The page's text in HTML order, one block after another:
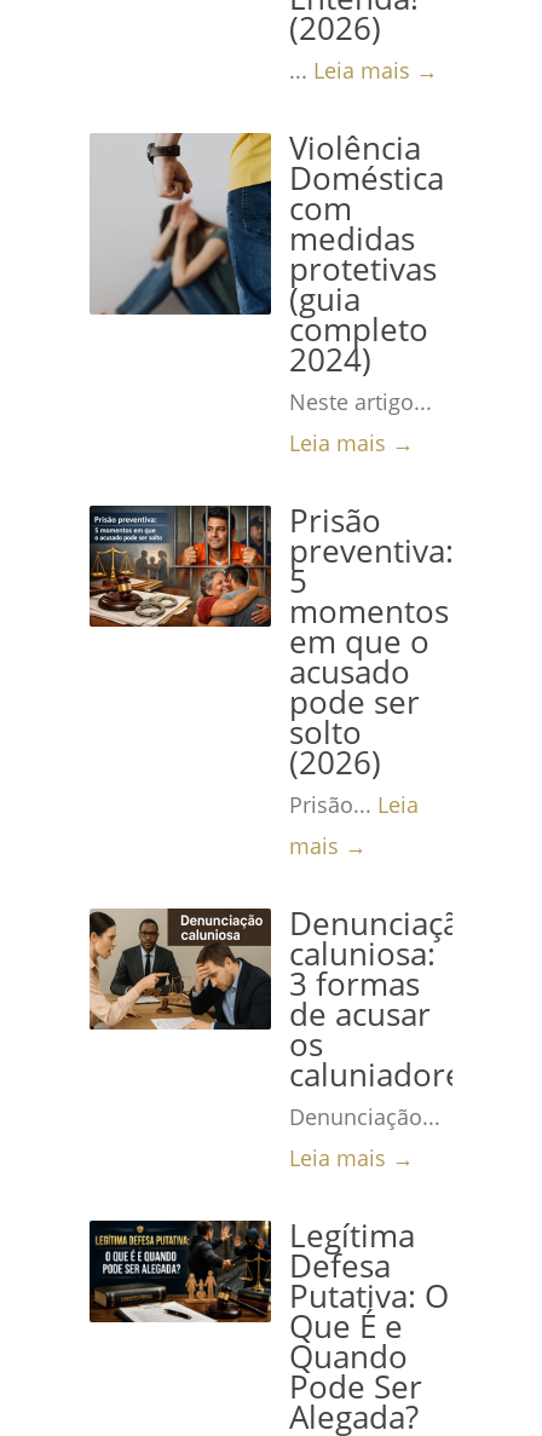
(2026)
... Leia mais →
Violência
Doméstica
com
medidas
protetivas
(guia
completo
2024)
Neste artigo...
Leia mais →
Prisão
preventiva:
5
momentos
em que o
acusado
pode ser
solto
(2026)
Prisão... Leia
mais →
Denunciação
caluniosa:
3 formas
de acusar
os
caluniadores
Denunciação...
Leia mais →
Legítima
Defesa
Putativa: O
Que É e
Quando
Pode Ser
Alegada?